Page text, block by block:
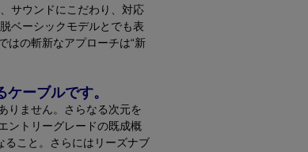
サウンドにこだわり、対応
ベーシックモデルとでも表
はの斬新なアプローチは“新
ーブルです。
りません。さらなる次元を
ントリーグレードの既成概
ること。さらにはリーズナブ